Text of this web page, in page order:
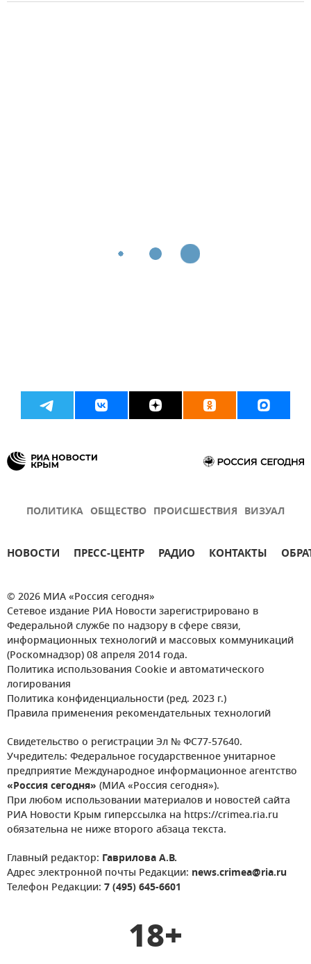
ПОЛИТИКА ОБЩЕСТВО ПРОИСШЕСТВИЯ ВИЗУАЛ
НОВОСТИ ПРЕСС-ЦЕНТР РАДИО КОНТАКТЫ
© 2026 МИА «Россия сегодня»
Сетевое издание РИА Новости зарегистрировано в
Федеральной службе по надзору в сфере связи,
информационных технологий и массовых коммуникаций
(Роскомнадзор) 08 апреля 2014 года.
Политика использования Cookie и автоматического
логирования
Политика конфиденциальности (ред. 2023 г.)
Правила применения рекомендательных технологий
Свидетельство о регистрации Эл № ФС77-57640.
Учредитель: Федеральное государственное унитарное
предприятие Международное информационное агентство
«Россия сегодня» (МИА «Россия сегодня»).
При любом использовании материалов и новостей сайта
РИА Новости Крым гиперссылка на https://crimea.ria.ru
обязательна не ниже второго абзаца текста.
Главный редактор: Гаврилова А.В.
Адрес электронной почты Редакции: news.crimea@ria.ru
Телефон Редакции: 7 (495) 645-6601
18+